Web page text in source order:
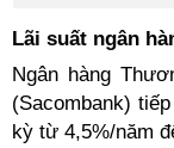
Lãi suất ngân
Ngân hàng
(Sacombank)
kỳ từ 4,5%/năm